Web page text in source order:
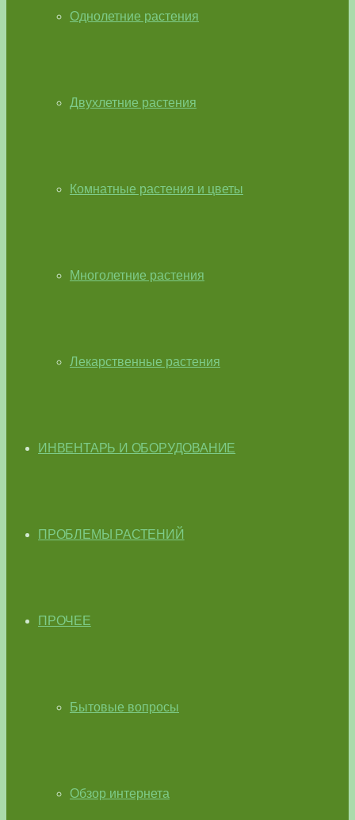
Однолетние растения
Двухлетние растения
Комнатные растения и цветы
Многолетние растения
Лекарственные растения
ИНВЕНТАРЬ И ОБОРУДОВАНИЕ
ПРОБЛЕМЫ РАСТЕНИЙ
ПРОЧЕЕ
Бытовые вопросы
Обзор интернета